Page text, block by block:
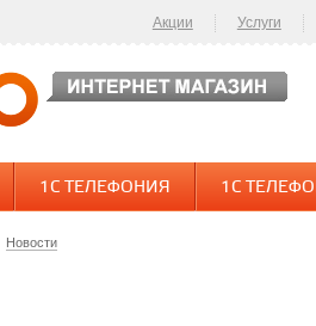
Акции Услуги
1С ТЕЛЕФОНИЯ 1С
Новости